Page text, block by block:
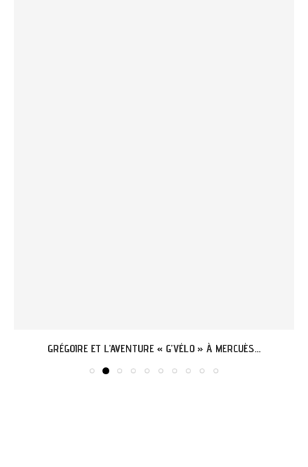
GRÉGOIRE ET L’AVENTURE « G’VÉLO » À MERCUÈS...